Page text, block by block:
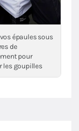
épaules sous
de
pour
les goupilles